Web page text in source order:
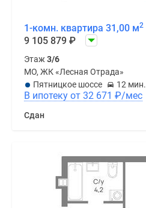
1-комн. квартира 31,00 м2
9 105 879 ₽
Этаж3/6
МО, ЖК «Лесная Отрада»
Пятницкое шоссе
12 мин.
В ипотеку от 32 671 ₽/мес
Сдан